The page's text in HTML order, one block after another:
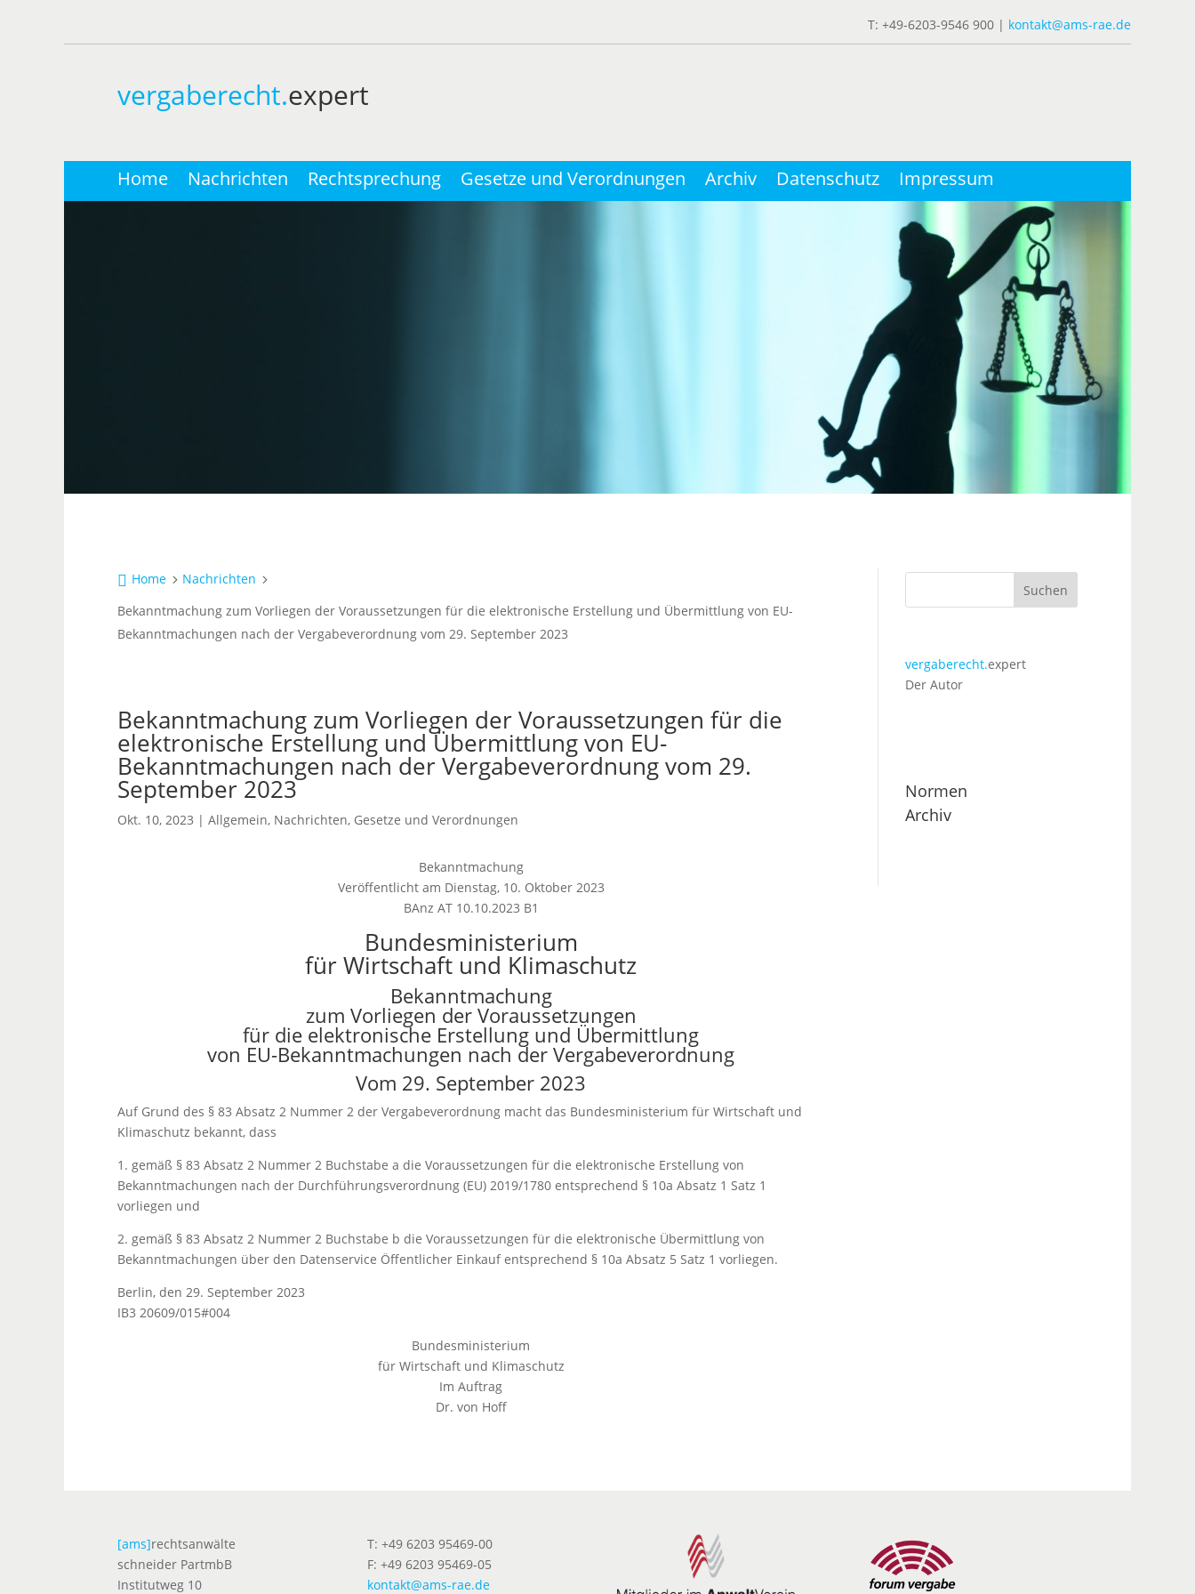
T: +49-6203-9546 900 | kontakt@ams-rae.de
vergaberecht.expert
Home Nachrichten Rechtsprechung Gesetze und Verordnungen Archiv Datenschutz Impressum
 Home 5 Nachrichten 5
Bekanntmachung zum Vorliegen der Voraussetzungen für die elektronische Erstellung und Übermittlung von EU-
Bekanntmachungen nach der Vergabeverordnung vom 29. September 2023
Bekanntmachung zum Vorliegen der Voraussetzungen für die
elektronische Erstellung und Übermittlung von EU-
Bekanntmachungen nach der Vergabeverordnung vom 29.
September 2023
Okt. 10, 2023 | Allgemein, Nachrichten, Gesetze und Verordnungen
Bekanntmachung
Veröffentlicht am Dienstag, 10. Oktober 2023
BAnz AT 10.10.2023 B1
Bundesministerium
für Wirtschaft und Klimaschutz
Bekanntmachung
zum Vorliegen der Voraussetzungen
für die elektronische Erstellung und Übermittlung
von EU-Bekanntmachungen nach der Vergabeverordnung
Vom 29. September 2023
Auf Grund des § 83 Absatz 2 Nummer 2 der Vergabeverordnung macht das Bundesministerium für Wirtschaft und
Klimaschutz bekannt, dass
1. gemäß § 83 Absatz 2 Nummer 2 Buchstabe a die Voraussetzungen für die elektronische Erstellung von
Bekanntmachungen nach der Durchführungsverordnung (EU) 2019/1780 entsprechend § 10a Absatz 1 Satz 1
vorliegen und
2. gemäß § 83 Absatz 2 Nummer 2 Buchstabe b die Voraussetzungen für die elektronische Übermittlung von
Bekanntmachungen über den Datenservice Öffentlicher Einkauf entsprechend § 10a Absatz 5 Satz 1 vorliegen.
Berlin, den 29. September 2023
IB3 20609/015#004
Bundesministerium
für Wirtschaft und Klimaschutz
Im Auftrag
Dr. von Hoff
Suchen
vergaberecht.expert
Der Autor
Normen
Archiv
[ams]rechtsanwälte
schneider PartmbB
Institutweg 10
T: +49 6203 95469-00
F: +49 6203 95469-05
kontakt@ams-rae.de